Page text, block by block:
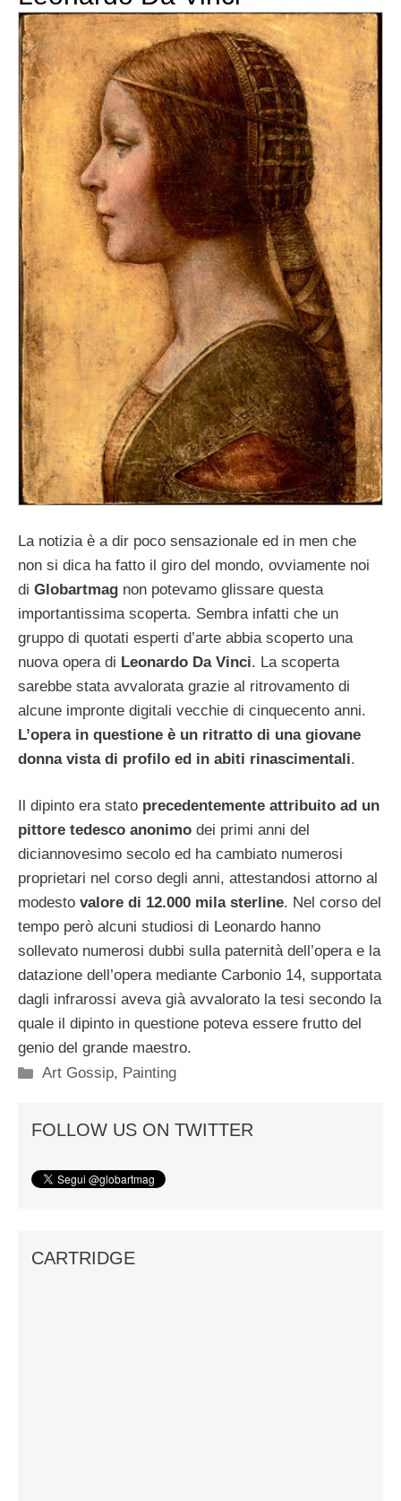
La notizia è a dir poco sensazionale ed in men che
non si dica ha fatto il giro del mondo, ovviamente noi
di Globartmag non potevamo glissare questa
importantissima scoperta. Sembra infatti che un
gruppo di quotati esperti d’arte abbia scoperto una
nuova opera di Leonardo Da Vinci. La scoperta
sarebbe stata avvalorata grazie al ritrovamento di
alcune impronte digitali vecchie di cinquecento anni.
L’opera in questione è un ritratto di una giovane
donna vista di profilo ed in abiti rinascimentali.
Il dipinto era stato precedentemente attribuito ad un
pittore tedesco anonimo dei primi anni del
diciannovesimo secolo ed ha cambiato numerosi
proprietari nel corso degli anni, attestandosi attorno al
modesto valore di 12.000 mila sterline. Nel corso del
tempo però alcuni studiosi di Leonardo hanno
sollevato numerosi dubbi sulla paternità dell’opera e la
datazione dell’opera mediante Carbonio 14, supportata
dagli infrarossi aveva già avvalorato la tesi secondo la
quale il dipinto in questione poteva essere frutto del
genio del grande maestro.
Categorie
Art Gossip, Painting
FOLLOW US ON TWITTER
CARTRIDGE